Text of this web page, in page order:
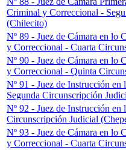
Criminal y Correccional -
(Chilecito)
Nº 89 - Juez de Cámara en
y Correccional - Cuarta
Nº 90 - Juez de Cámara en
y Correccional - Quinta
Nº 91 - Juez de Instrucción
Segunda Circunscripción
Nº 92 - Juez de Instrucción
Circunscripción Judicial
Nº 93 - Juez de Cámara en
y Correccional - Cuarta